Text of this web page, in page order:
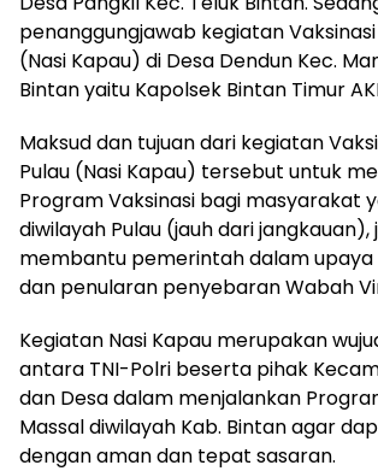
penanggungjawab kegiatan
(Nasi Kapau) di Desa Dendun Kec.
Bintan yaitu Kapolsek Bintan Timur
Maksud dan tujuan dari kegiatan
Pulau (Nasi Kapau) tersebut untuk
Program Vaksinasi bagi masyarakat
diwilayah Pulau (jauh dari jangkauan),
membantu pemerintah dalam
dan penularan penyebaran Wabah
Kegiatan Nasi Kapau merupakan
antara TNI-Polri beserta pihak
dan Desa dalam menjalankan
Massal diwilayah Kab. Bintan agar
dengan aman dan tepat sasaran.